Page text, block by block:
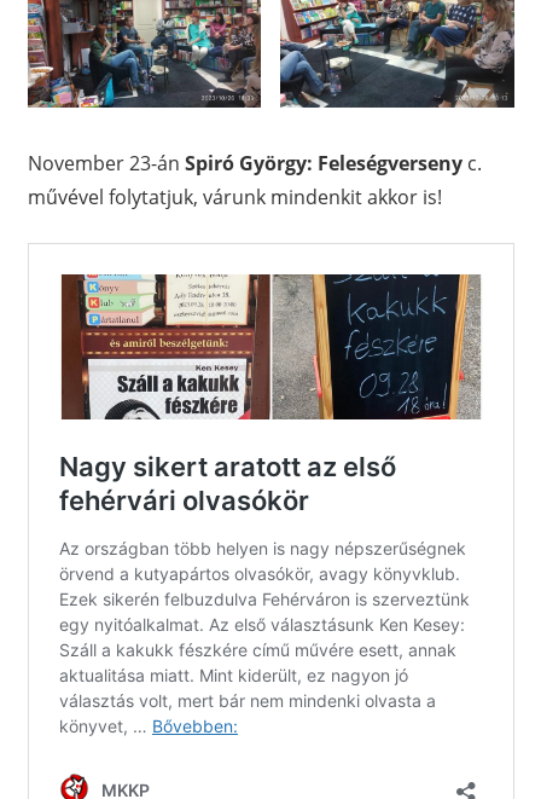
November 23-án Spiró György: Feleségversenyc.
művével folytatjuk, várunk mindenkit akkor is!